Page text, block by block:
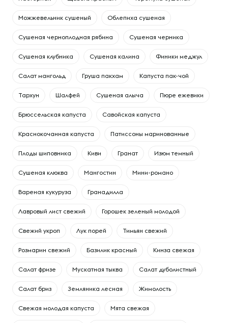
Можжевельник сушеный Облепиха сушеная
Сушеная черноплодная рябина Сушеная черника
Сушеная клубника Сушеная калина Финики меджул
Cалат мангольд Груша пакхам Капуста пак-чой
Тархун Шалфей Сушеная алыча Пюре ежевики
Брюссельская капуста Савойская капуста
Краснокочанная капуста Патиссоны маринованные
Плоды шиповника Киви Гранат Изюм темный
Сушеная клюква Мангостин Мини-романо
Вареная кукуруза Гранадилла
Лавровый лист свежий Горошек зеленый молодой
Свежий укроп Лук порей Тимьян свежий
Розмарин свежий Базилик красный Кинза свежая
Салат фризе Мускатная тыква Салат дуболистный
Салат бриз Земляника лесная Жимолость
Свежая молодая капуста Мята свежая